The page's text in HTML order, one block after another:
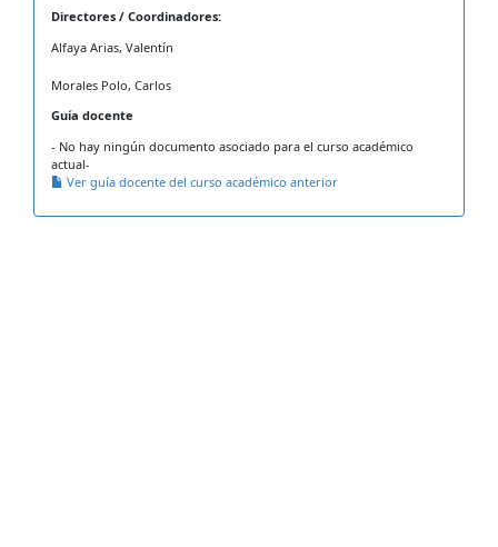
Directores / Coordinadores:
Alfaya Arias, Valentín
Morales Polo, Carlos
Guía docente
- No hay ningún documento asociado para el curso académico
actual-
Ver guía docente del curso académico anterior